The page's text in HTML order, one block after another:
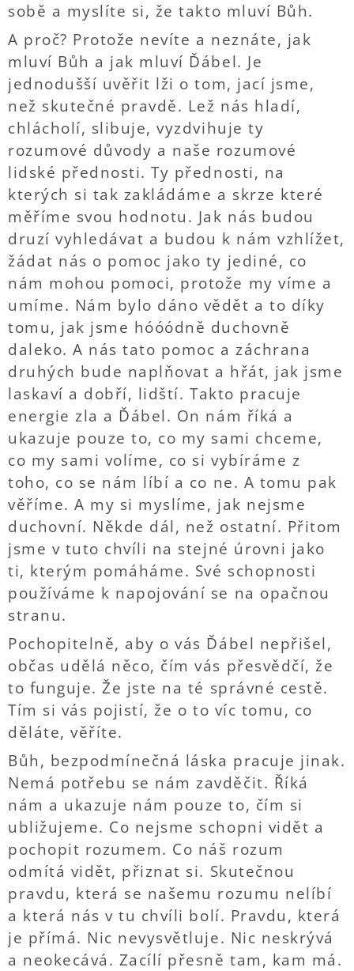
sobě a myslíte si, že takto mluví Bůh.
A proč? Protože nevíte a neznáte, jak
mluví Bůh a jak mluví Ďábel. Je
jednodušší uvěřit lži o tom, jací jsme,
než skutečné pravdě. Lež nás hladí,
chlácholí, slibuje, vyzdvihuje ty
rozumové důvody a naše rozumové
lidské přednosti. Ty přednosti, na
kterých si tak zakládáme a skrze které
měříme svou hodnotu. Jak nás budou
druzí vyhledávat a budou k nám vzhlížet,
žádat nás o pomoc jako ty jediné, co
nám mohou pomoci, protože my víme a
umíme. Nám bylo dáno vědět a to díky
tomu, jak jsme hóóódně duchovně
daleko. A nás tato pomoc a záchrana
druhých bude naplňovat a hřát, jak jsme
laskaví a dobří, lidští. Takto pracuje
energie zla a Ďábel. On nám říká a
ukazuje pouze to, co my sami chceme,
co my sami volíme, co si vybíráme z
toho, co se nám líbí a co ne. A tomu pak
věříme. A my si myslíme, jak nejsme
duchovní. Někde dál, než ostatní. Přitom
jsme v tuto chvíli na stejné úrovni jako
ti, kterým pomáháme. Své schopnosti
používáme k napojování se na opačnou
stranu.
Pochopitelně, aby o vás Ďábel nepřišel,
občas udělá něco, čím vás přesvědčí, že
to funguje. Že jste na té správné cestě.
Tím si vás pojistí, že o to víc tomu, co
děláte, věříte.
Bůh, bezpodmínečná láska pracuje jinak.
Nemá potřebu se nám zavděčit. Říká
nám a ukazuje nám pouze to, čím si
ubližujeme. Co nejsme schopni vidět a
pochopit rozumem. Co náš rozum
odmítá vidět, přiznat si. Skutečnou
pravdu, která se našemu rozumu nelíbí
a která nás v tu chvíli bolí. Pravdu, která
je přímá. Nic nevysvětluje. Nic neskrývá
a neokecává. Zacílí přesně tam, kam má.